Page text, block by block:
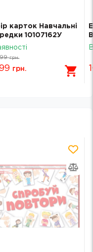
карток Навчальні
10107162У
грн.
грн.